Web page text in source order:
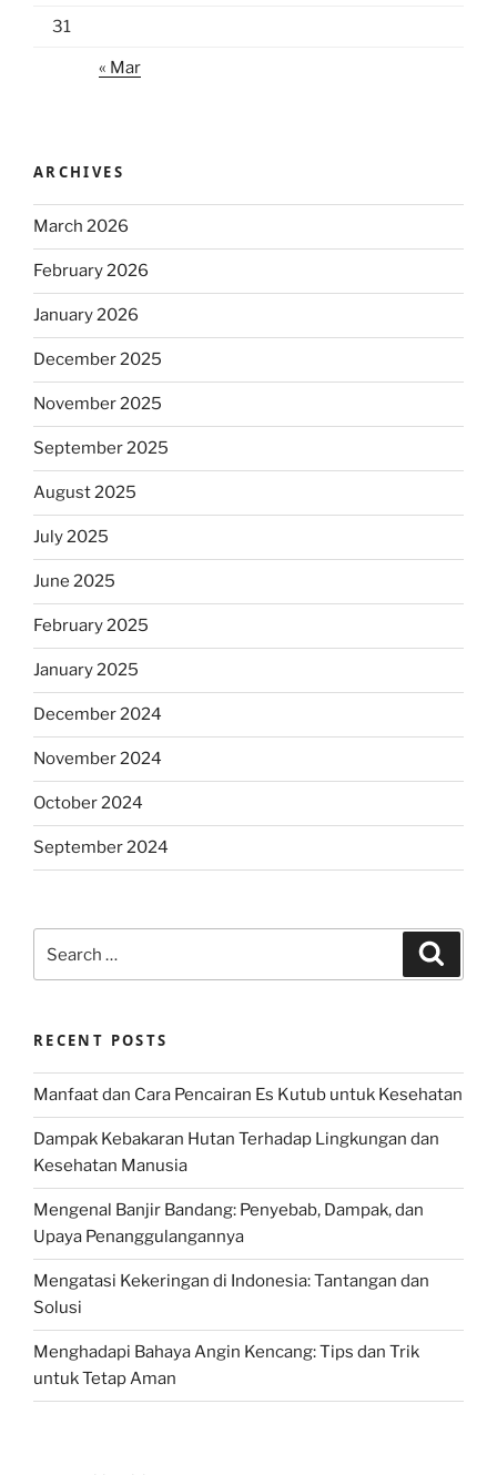
31
« Mar
ARCHIVES
March 2026
February 2026
January 2026
December 2025
November 2025
September 2025
August 2025
July 2025
June 2025
February 2025
January 2025
December 2024
November 2024
October 2024
September 2024
for:
RECENT POSTS
Manfaat dan Cara Pencairan Es Kutub untuk Kesehatan
Dampak Kebakaran Hutan Terhadap Lingkungan dan
Kesehatan Manusia
Mengenal Banjir Bandang: Penyebab, Dampak, dan
Upaya Penanggulangannya
Mengatasi Kekeringan di Indonesia: Tantangan dan
Solusi
Menghadapi Bahaya Angin Kencang: Tips dan Trik
untuk Tetap Aman